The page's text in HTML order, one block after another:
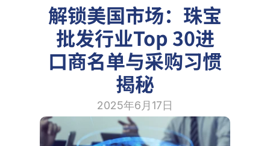
解锁美国市场：珠宝
批发行业Top 30进
口商名单与采购习惯
揭秘
2025年6月17日